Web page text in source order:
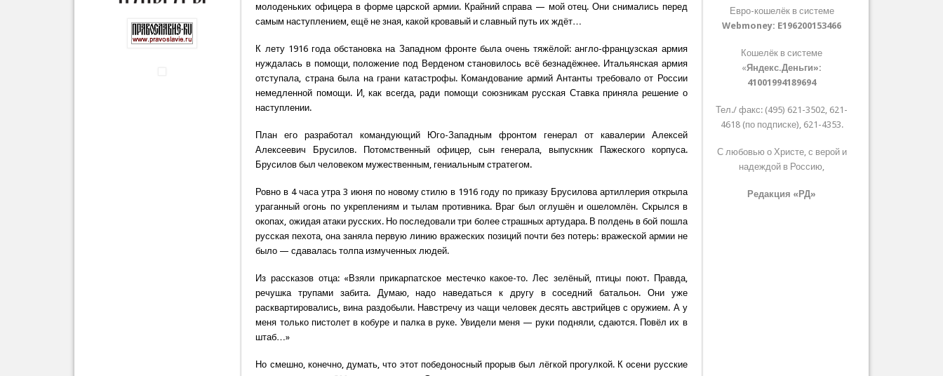
молоденьких офицера в форме царской армии. Крайний справа — мой отец. Они снимались перед
самым наступлением, ещё не зная, какой кровавый и славный путь их ждёт…
К лету 1916 года обстановка на Западном фронте была очень тяжёлой: англо-французская армия
нуждалась в помощи, положение под Верденом становилось всё безнадёжнее. Итальянская армия
отступала, страна была на грани катастрофы. Командование армий Антанты требовало от России
немедленной помощи. И, как всегда, ради помощи союзникам русская Ставка приняла решение о
наступлении.
План его разработал командующий Юго-Западным фронтом генерал от кавалерии Алексей
Алексеевич Брусилов. Потомственный офицер, сын генерала, выпускник Пажеского корпуса.
Брусилов был человеком мужественным, гениальным стратегом.
Ровно в 4 часа утра 3 июня по новому стилю в 1916 году по приказу Брусилова артиллерия открыла
ураганный огонь по укреплениям и тылам противника. Враг был оглушён и ошеломлён. Скрылся в
окопах, ожидая атаки русских. Но последовали три более страшных артудара. В полдень в бой пошла
русская пехота, она заняла первую линию вражеских позиций почти без потерь: вражеской армии не
было — сдавалась толпа измученных людей.
Из рассказов отца: «Взяли прикарпатское местечко какое-то. Лес зелёный, птицы поют. Правда,
речушка трупами забита. Думаю, надо наведаться к другу в соседний батальон. Они уже
расквартировались, вина раздобыли. Навстречу из чащи человек десять австрийцев с оружием. А у
меня только пистолет в кобуре и палка в руке. Увидели меня — руки подняли, сдаются. Повёл их в
штаб…»
Но смешно, конечно, думать, что этот победоносный прорыв был лёгкой прогулкой. К осени русские
Евро-кошелёк в системе
Webmoney: E196200153466
Кошелёк в системе
«Яндекс.Деньги»:
41001994189694
Тел./ факс: (495) 621-3502, 621-
4618 (по подписке), 621-4353.
С любовью о Христе, с верой и
надеждой в Россию,
Редакция «РД»